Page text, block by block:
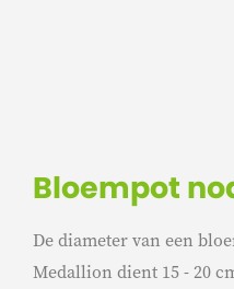
Bloempot
De diameter van een
Medallion dient 15 - 20